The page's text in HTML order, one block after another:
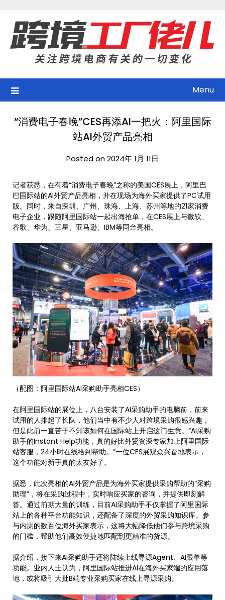
content
Menu
“消费电子春晚”CES再添AI一把火：阿里国际
站AI外贸产品亮相
Posted on 2024年 1月 11日
记者获悉，在有着“消费电子春晚”之称的美国CES展上，阿里巴
巴国际站的AI外贸产品亮相，并在现场为海外买家提供了PC试用
版。同时，来自深圳、广州、珠海、上海、苏州等地的21家消费
电子企业，跟随阿里国际站一起出海抢单，在CES展上与微软、
谷歌、华为、三星、亚马逊、IBM等同台亮相。
（配图：阿里国际站AI采购助手亮相CES）
在阿里国际站的展位上，八台安装了AI采购助手的电脑前，前来
试用的人排起了长队，他们当中有不少人对跨境采购很感兴趣，
但是此前一直苦于不知该如何在国际站上开启这门生意。“AI采购
助手的Instant Help功能，真的好比外贸资深专家加上阿里国际
站客服，24小时在线给到帮助。”一位CES展观众兴奋地表示，
这个功能对新手真的太友好了。
据悉，此次亮相的AI外贸产品是为海外买家提供采购帮助的“采购
助理”，将在采购过程中，实时响应买家的咨询，并提供即刻解
答。通过前期大量的训练，目前AI采购助手不仅掌握了阿里国际
站上的各种平台功能知识，还配备了深度的外贸采购知识库。参
与内测的数百位海外买家表示，这将大幅降低他们参与跨境采购
的门槛，帮助他们高效便捷地匹配到更精准的货源。
据介绍，接下来AI采购助手还将陆续上线寻源Agent、AI跟单等
功能。业内人士认为，阿里国际站推进AI在海外买家端的应用落
地，或将吸引大批B端专业采购买家在线上寻源采购。